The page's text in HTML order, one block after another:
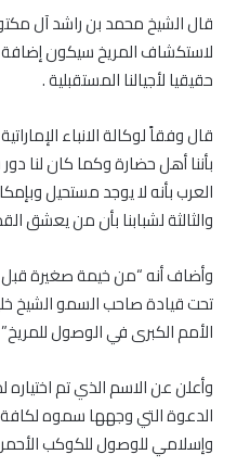
قال الشيخ محمد بن راشد آل
لاستكشاف المريخ سيكون إضافة
حقيقيا لأجيالنا المستقبلية .
قال وفقاً لوكالة الانباء
بأننا أهل حضارة وكما كان لنا
العرب بأنه لا يوجد مستحيل
والثالثة لشبابنا بأن من يعشق
تحت قيادة صاحب السمو الشيخ
الأمم الكبرى في الوصول
وأعلن عن الاسم الذي تم
الدعوة التي وجهها سموه لكافة
وإسلامي للوصول للكوكب